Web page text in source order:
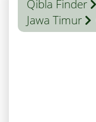
Qibla Finder
Jawa Timur